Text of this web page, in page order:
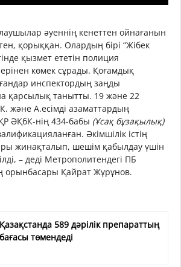
әуеннің кенеттен ойнағанын
қорыққан. Олардың бірі “Жібек
қызмет ететін полиция
көмек сұрады. Қоғамдық
инспектордың заңды
қарсылық танытты. 19 және 22
және А.есімді азаматтардың
ӘҚбК-нің 434-бабы (Ұсақ бұзақылық)
Әкімшілік істің
жинақталып, шешім қабылдау үшін
– деді Метрополитендегі ПБ
орынбасары Қайрат Жұрұнов.
Қазақстанда 589 дәрілік препараттың
бағасы төмендеді